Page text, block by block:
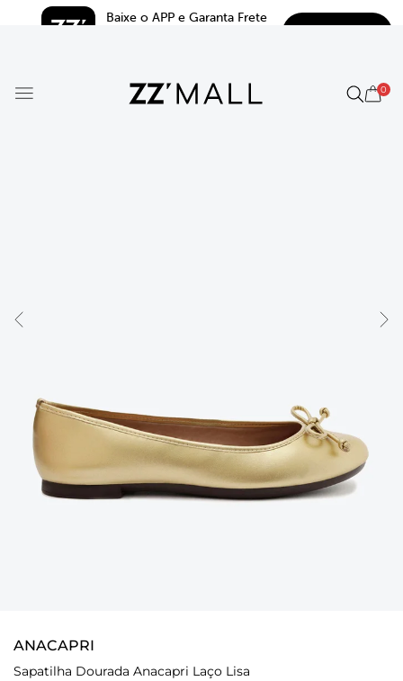
Baixe o APP e Garanta Frete
0
ANACAPRI
Sapatilha Dourada Anacapri Laço Lisa